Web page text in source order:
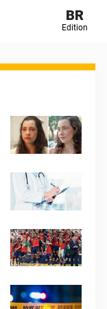
BR
Edition